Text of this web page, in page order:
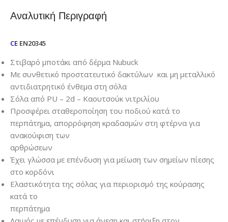
Αναλυτική Περιγραφή
CE EN20345
Στιβαρό μποτάκι από δέρμα Nubuck
Με συνθετικό προστατευτικό δακτύλων και μη μεταλλικό
αντιδιατρητικό ένθεμα στη σόλα
Σόλα από PU – 2d – Καουτσούκ νιτριλίου
Προσφέρει σταθεροποίηση του ποδιού κατά το
περπάτημα, απορρόφηση κραδασμών στη φτέρνα για
ανακούφιση των
αρθρώσεων
Έχει γλώσσα με επένδυση για μείωση των σημείων πίεσης
στο κορδόνι
Ελαστικότητα της σόλας για περιορισμό της κούρασης
κατά το
περπάτημα